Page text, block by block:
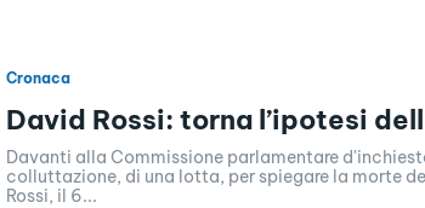
Cronaca
David Rossi: torna l’ipotesi
Davanti alla Commissione parlamentare
colluttazione, di una lotta, per spiegare la morte
Rossi, il 6...